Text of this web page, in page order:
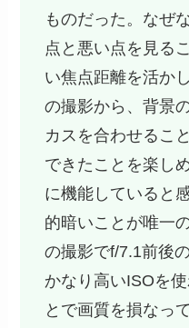
ものだった。なぜ
点と悪い点を見る
い焦点距離を活か
の撮影から、背景
カスを合わせるこ
できたことを楽し
に機能していると
的暗いことが唯一
の撮影でf/7.1前後
かなり高いISOを
とで画質を損なっ